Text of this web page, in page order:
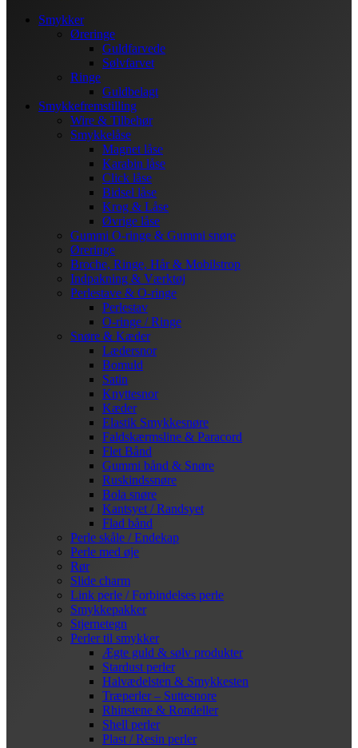
Smykker
Øreringe
Guldfarvede
Sølvfarvet
Ringe
Guldbelagt
Smykkefremstilling
Wire & Tilbehør
Smykkelåse
Magnet låse
Karabin låse
Click låse
Bidsel låse
Krog & Låse
Øvrige låse
Gummi O-ringe & Gummi snøre
Øreringe
Broche, Ringe, Hår & Mobilstrop
Indpakning & Værktøj
Perlestave & O-ringe
Perlestav
O-ringe / Ringe
Snøre & Kæder
Lædersnor
Bomuld
Satin
Knyttesnor
Kæder
Elastik Smykkesnøre
Faldskærmsline & Paracord
Flet Bånd
Gummi bånd & Snøre
Ruskindssnøre
Bola snøre
Kantsyet / Randsyet
Flad bånd
Perle skåle / Endekap
Perle med øje
Rør
Slide charm
Link perle / Forbindelses perle
Smykkepakker
Stjernetegn
Perler til smykker
Ægte guld & sølv produkter
Stardust perler
Halvædelsten & Smykkesten
Træperler – Suttesnore
Rhinstene & Rondeller
Shell perler
Plast / Resin perler